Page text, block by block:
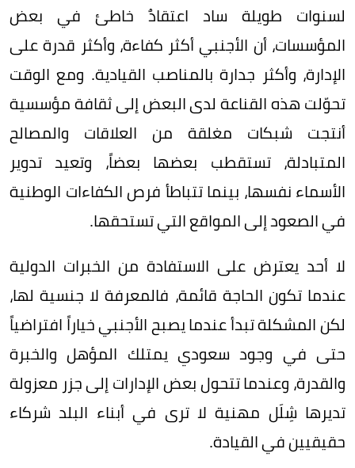
لسنوات طويلة ساد اعتقادٌ خاطئ في بعض
المؤسسات، أن الأجنبي أكثر كفاءة، وأكثر قدرة على
الإدارة، وأكثر جدارة بالمناصب القيادية. ومع الوقت
تحوّلت هذه القناعة لدى البعض إلى ثقافة مؤسسية
أنتجت شبكات مغلقة من العلاقات والمصالح
المتبادلة، تستقطب بعضها بعضاً، وتعيد تدوير
الأسماء نفسها، بينما تتباطأ فرص الكفاءات الوطنية
في الصعود إلى المواقع التي تستحقها.
لا أحد يعترض على الاستفادة من الخبرات الدولية
عندما تكون الحاجة قائمة، فالمعرفة لا جنسية لها،
لكن المشكلة تبدأ عندما يصبح الأجنبي خياراً افتراضياً
حتى في وجود سعودي يمتلك المؤهل والخبرة
والقدرة، وعندما تتحول بعض الإدارات إلى جزر معزولة
تديرها شِلَل مهنية لا ترى في أبناء البلد شركاء
حقيقيين في القيادة.